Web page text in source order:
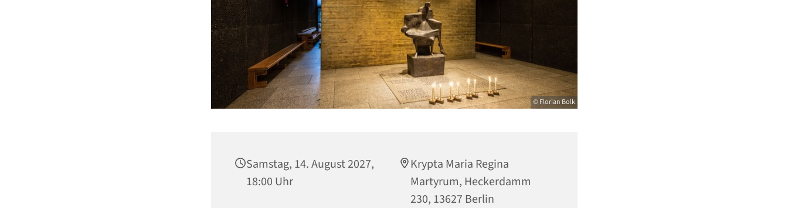
© Florian Bolk
Samstag, 14. August 2027,
18:00 Uhr
Krypta Maria Regina
Martyrum, Heckerdamm
230, 13627 Berlin